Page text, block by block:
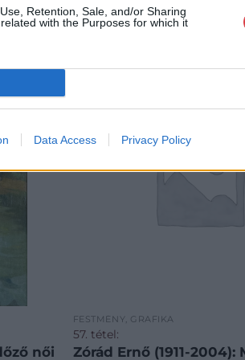
Retention, Sale, and/or Sharing
with the Purposes for which it
Data Access Privacy Policy
női
FESTMÉNY, GRAFIKA
57. tétel:
Zórád Ernő (1911-2004):